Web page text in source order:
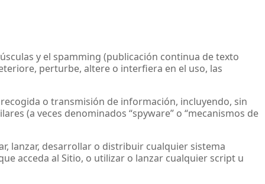
y el spamming (publicación continua de texto
perturbe, altere o interfiera en el uso, las
o transmisión de información, incluyendo, sin
(a veces denominados “spyware” o “mecanismos de
lanzar, desarrollar o distribuir cualquier sistema
acceda al Sitio, o utilizar o lanzar cualquier script u